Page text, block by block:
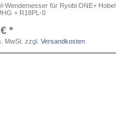
Wendemesser für Ryobi ONE+ Hobel
+ R18PL-0
*
MwSt. zzgl.Versandkosten